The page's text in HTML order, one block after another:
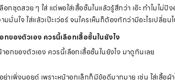
อกชุดสวย ๆ ใส่ แต่พอใส่เสื้อชั้นในแล้วรู้สึกว่า เอ๊ะ ทำไมไ
มั่นใจ ใส่แล้วเป๊ะเว่อร์ จนใครเห็นก็ต้องทักว่ามีอะไรเปลี่ย
ของตัวเอง ควรนี้เลือกเสื้อชั้นในยังไง
อกของตัวเอง ควรนี้เลือกเสื้อชั้นในยังไง มาดูกันเลย
าเพิ่งนอยด์ เพราะหน้าอกเล็กก็มีข้อดีมากมาย เช่น ใส่เสื้